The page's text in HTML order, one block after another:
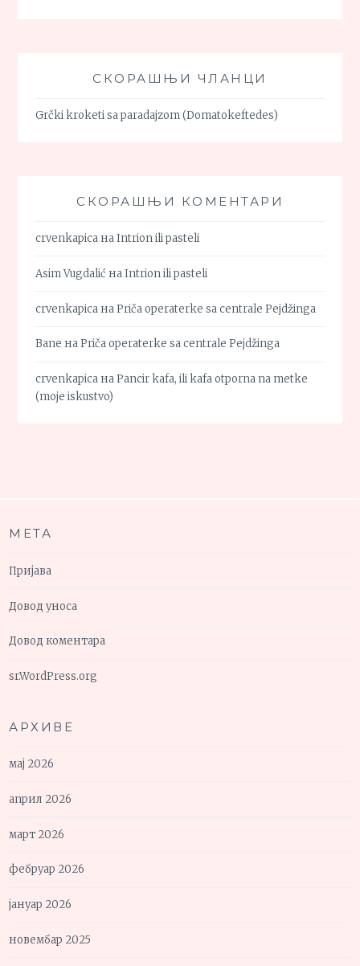
СКОРАШЊИ ЧЛАНЦИ
Grčki kroketi sa paradajzom (Domatokeftedes)
СКОРАШЊИ КОМЕНТАРИ
crvenkapica наIntrion ili pasteli
Asim Vugdalić наIntrion ili pasteli
crvenkapica наPriča operaterke sa centrale Pejdžinga
Bane наPriča operaterke sa centrale Pejdžinga
crvenkapica наPancir kafa, ili kafa otporna na metke
(moje iskustvo)
МЕТА
Пријава
Довод уноса
Довод коментара
sr.WordPress.org
АРХИВЕ
мај 2026
април 2026
март 2026
фебруар 2026
јануар 2026
новембар 2025